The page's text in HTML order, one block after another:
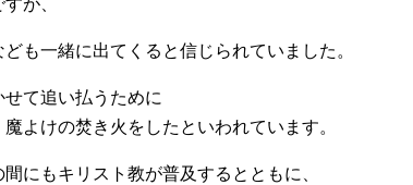
が、
も一緒に出てくると信じられていました。
て追い払うために
よけの焚き火をしたといわれています。
にもキリスト教が普及するとともに、